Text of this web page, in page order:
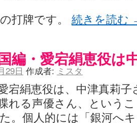
打牌です。 続きを読む
編・愛宕絹恵役は
29日 作成者: ミスタ
宕絹恵役は、中津真莉子
れる声優さん、という
。個人的には「銀河へ